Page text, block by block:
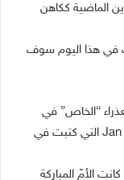
الماضية ككاهن
في هذا اليوم سوف
“الخاص” في
مقابلة اجرتها معها الكاتبة جان كونيل Jan Connell التي كتبت في
الأمّ المباركة